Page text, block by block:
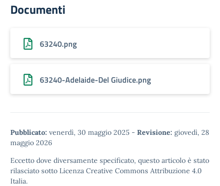
Documenti
63240.png
63240-Adelaide-Del Giudice.png
Pubblicato: venerdì, 30 maggio 2025 - Revisione: giovedì, 28
maggio 2026
Eccetto dove diversamente specificato, questo articolo è stato
rilasciato sotto Licenza Creative Commons Attribuzione 4.0
Italia.